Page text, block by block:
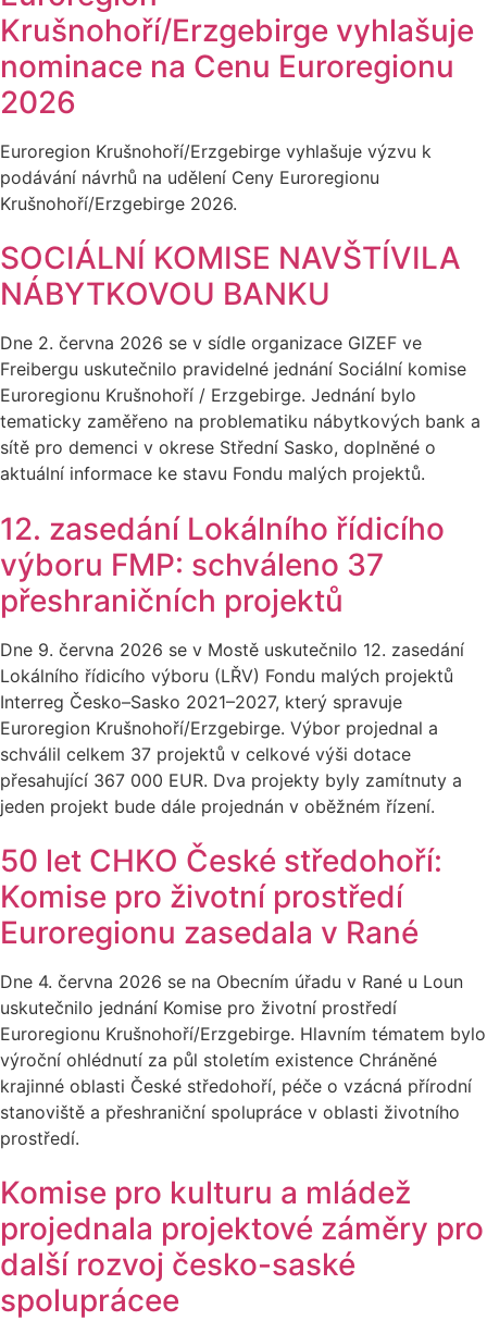
Krušnohoří/Erzgebirge vyhlašuje
nominace na Cenu Euroregionu
2026
Euroregion Krušnohoří/Erzgebirge vyhlašuje výzvu k
podávání návrhů na udělení Ceny Euroregionu
Krušnohoří/Erzgebirge 2026.
SOCIÁLNÍ KOMISE NAVŠTÍVILA
NÁBYTKOVOU BANKU
Dne 2. června 2026 se v sídle organizace GIZEF ve
Freibergu uskutečnilo pravidelné jednání Sociální komise
Euroregionu Krušnohoří / Erzgebirge. Jednání bylo
tematicky zaměřeno na problematiku nábytkových bank a
sítě pro demenci v okrese Střední Sasko, doplněné o
aktuální informace ke stavu Fondu malých projektů.
12. zasedání Lokálního řídicího
výboru FMP: schváleno 37
přeshraničních projektů
Dne 9. června 2026 se v Mostě uskutečnilo 12. zasedání
Lokálního řídicího výboru (LŘV) Fondu malých projektů
Interreg Česko–Sasko 2021–2027, který spravuje
Euroregion Krušnohoří/Erzgebirge. Výbor projednal a
schválil celkem 37 projektů v celkové výši dotace
přesahující 367 000 EUR. Dva projekty byly zamítnuty a
jeden projekt bude dále projednán v oběžném řízení.
50 let CHKO České středohoří:
Komise pro životní prostředí
Euroregionu zasedala v Rané
Dne 4. června 2026 se na Obecním úřadu v Rané u Loun
uskutečnilo jednání Komise pro životní prostředí
Euroregionu Krušnohoří/Erzgebirge. Hlavním tématem bylo
výroční ohlédnutí za půl stoletím existence Chráněné
krajinné oblasti České středohoří, péče o vzácná přírodní
stanoviště a přeshraniční spolupráce v oblasti životního
prostředí.
Komise pro kulturu a mládež
projednala projektové záměry pro
další rozvoj česko-saské
spoluprácee